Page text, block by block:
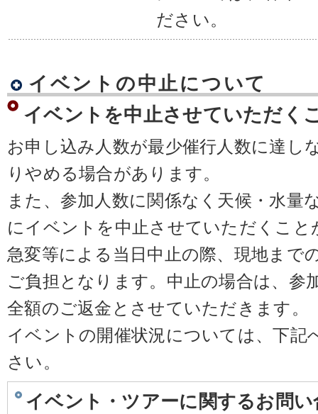
ださい。
イベントの中止について
イベントを中止させていただく
お申し込み人数が最少催行人数に達し
りやめる場合があります。
また、参加人数に関係なく天候・水量
にイベントを中止させていただくこ
急変等による当日中止の際、現地まで
ご負担となります。中止の場合は、参
全額のご返金とさせていただきます。
イベントの開催状況については、下記
さい。
イベント・ツアーに関するお問